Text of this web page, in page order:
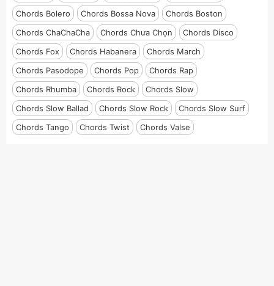
Chords Bolero
Chords Bossa Nova
Chords Boston
Chords ChaChaCha
Chords Chưa Chọn
Chords Disco
Chords Fox
Chords Habanera
Chords March
Chords Pasodope
Chords Pop
Chords Rap
Chords Rhumba
Chords Rock
Chords Slow
Chords Slow Ballad
Chords Slow Rock
Chords Slow Surf
Chords Tango
Chords Twist Chords Valse